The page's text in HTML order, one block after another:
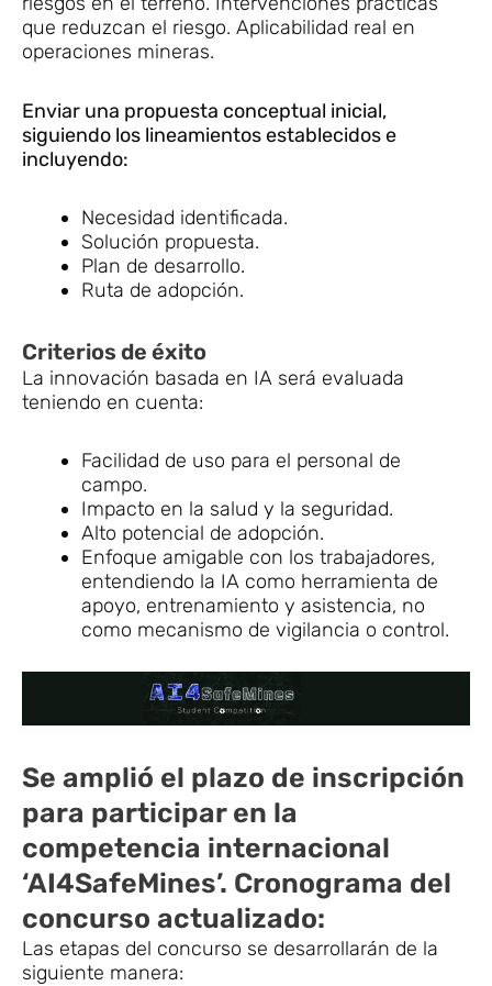
que reduzcan el riesgo. Aplicabilidad real en
operaciones mineras.
Enviar una propuesta conceptual inicial,
siguiendo los lineamientos establecidos e
incluyendo:
Necesidad identificada.
Solución propuesta.
Plan de desarrollo.
Ruta de adopción.
Criterios de éxito
La innovación basada en IA será evaluada
teniendo en cuenta:
Facilidad de uso para el personal de
campo.
Impacto en la salud y la seguridad.
Alto potencial de adopción.
Enfoque amigable con los trabajadores,
entendiendo la IA como herramienta de
apoyo, entrenamiento y asistencia, no
como mecanismo de vigilancia o control.
Se amplió el plazo de inscripción
para participar en la
competencia internacional
‘AI4SafeMines’. Cronograma del
concurso actualizado:
Las etapas del concurso se desarrollarán de la
siguiente manera: